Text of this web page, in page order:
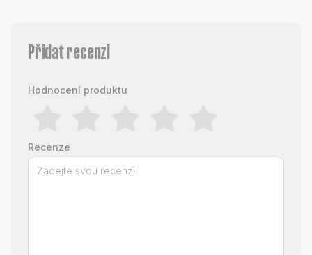
Přidat recenzi
Hodnocení produktu
Recenze